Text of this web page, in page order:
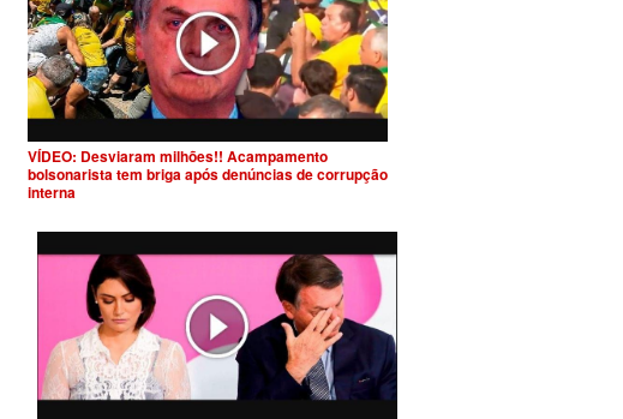
VÍDEO: Desviaram milhões!! Acampamento
bolsonarista tem briga após denúncias de corrupção
interna